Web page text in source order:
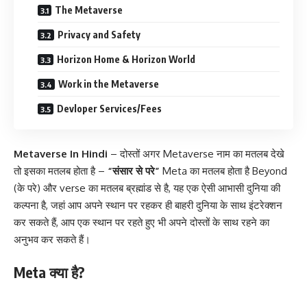
The Metaverse
Privacy and Safety
Horizon Home & Horizon World
Work in the Metaverse
Devloper Services/Fees
Metaverse In Hindi – दोस्तों अगर Metaverse नाम का मतलब देखे
तो इसका मतलब होता है – “संसार से परे” Meta का मतलब होता है Beyond
(के परे) और verse का मतलब ब्रह्मांड से है, यह एक ऐसी आभासी दुनिया की
कल्पना है, जहां आप अपने स्थान पर रहकर ही बाहरी दुनिया के साथ इंटरेक्शन
कर सकते हैं, आप एक स्थान पर रहते हुए भी अपने दोस्तों के साथ रहने का
अनुभव कर सकते हैं।
Meta क्या है?